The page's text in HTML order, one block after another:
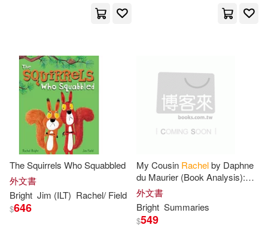
The Squirrels Who Squabbled
外文書
Bright Jim (ILT) Rachel/ Field
$646
My Cousin Rachelby Daphne
du Maurier (Book Analysis):
Detailed Summary, Analysis
and Reading Guide
外文書
Bright Summaries
$549